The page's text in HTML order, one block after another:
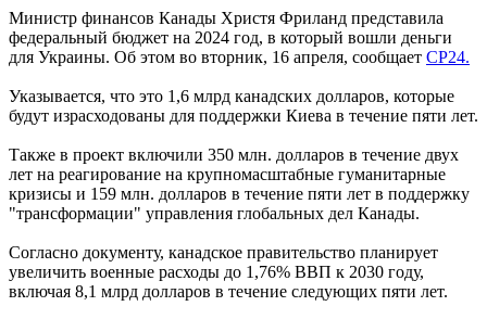
Министр финансов Канады Христя Фриланд представила
федеральный бюджет на 2024 год, в который вошли деньги
для Украины. Об этом во вторник, 16 апреля, сообщает CP24.
Указывается, что это 1,6 млрд канадских долларов, которые
будут израсходованы для поддержки Киева в течение пяти лет.
Также в проект включили 350 млн. долларов в течение двух
лет на реагирование на крупномасштабные гуманитарные
кризисы и 159 млн. долларов в течение пяти лет в поддержку
"трансформации" управления глобальных дел Канады.
Согласно документу, канадское правительство планирует
увеличить военные расходы до 1,76% ВВП к 2030 году,
включая 8,1 млрд долларов в течение следующих пяти лет.